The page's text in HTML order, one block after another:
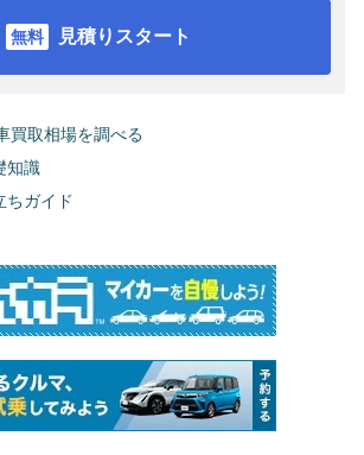
見積りスタート
買取相場を調べる
知識
ちガイド